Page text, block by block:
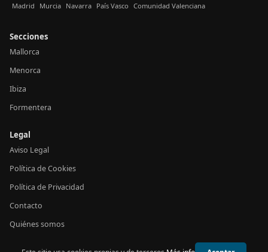
Madrid Murcia Navarra País Vasco Comunidad Valenciana
Secciones
Mallorca
Menorca
Ibiza
Formentera
Legal
Aviso Legal
Política de Cookies
Política de Privacidad
Contacto
Quiénes somos